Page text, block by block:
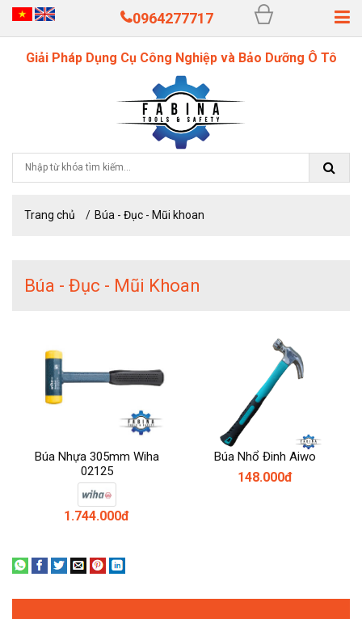
0964277717
Giải Pháp Dụng Cụ Công Nghiệp và Bảo Dưỡng Ô Tô
Trang chủ Búa - Đục - Mũi khoan
Búa - Đục - Mũi Khoan
Búa Nhựa 305mm Wiha
02125
1.744.000đ
Búa Nhổ Đinh Aiwo
148.000đ